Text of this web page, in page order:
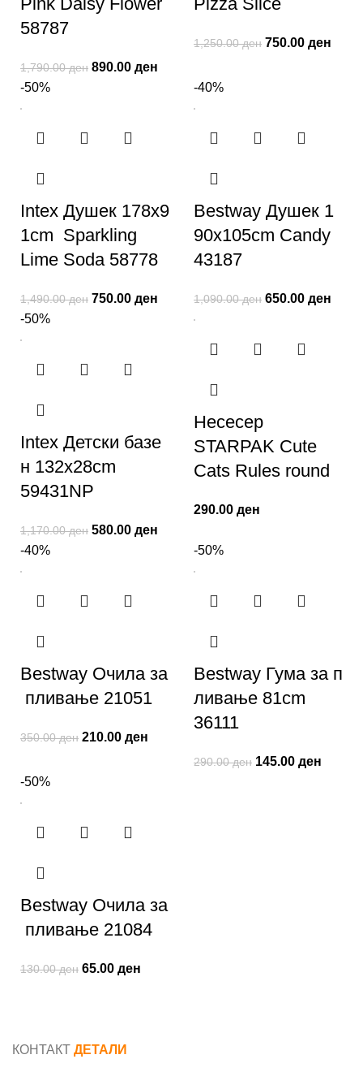
58787
1,790.00ден 890.00 ден
1,250.00ден 750.00 ден
-50%
Intex Душек 178x9
1cm Sparkling
Lime Soda 58778
1,490.00ден 750.00 ден
-40%
Bestway Душек 1
90x105cm Candy
43187
1,090.00ден 650.00 ден
-50%
Intex Детски базе
н 132x28cm
59431NP
1,170.00ден 580.00 ден
Несесер
STARPAK Cute
Cats Rules round
290.00 ден
-40%
Bestway Очила за
пливање 21051
350.00ден 210.00 ден
-50%
Bestway Гума за п
ливање 81cm
36111
290.00ден 145.00 ден
-50%
Bestway Очила за
пливање 21084
130.00ден 65.00 ден
КОНТАКТ ДЕТАЛИ